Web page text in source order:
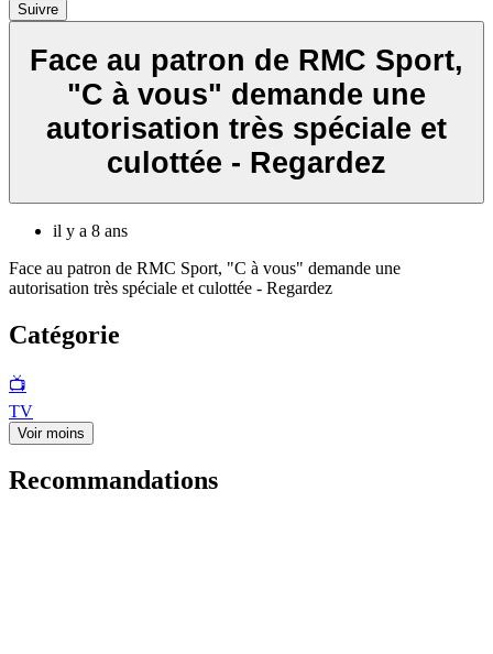
Suivre
Face au patron de RMC Sport,
"C à vous" demande une
autorisation très spéciale et
culottée - Regardez
il y a 8 ans
Face au patron de RMC Sport, "C à vous" demande une
autorisation très spéciale et culottée - Regardez
Catégorie
📺
TV
Voir moins
Recommandations